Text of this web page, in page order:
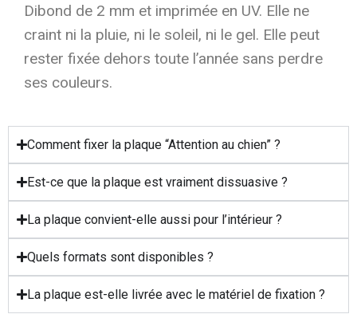
Dibond de 2 mm et imprimée en UV. Elle ne
craint ni la pluie, ni le soleil, ni le gel. Elle peut
rester fixée dehors toute l’année sans perdre
ses couleurs.
Comment fixer la plaque “Attention au chien” ?
Est-ce que la plaque est vraiment dissuasive ?
La plaque convient-elle aussi pour l’intérieur ?
Quels formats sont disponibles ?
La plaque est-elle livrée avec le matériel de fixation ?